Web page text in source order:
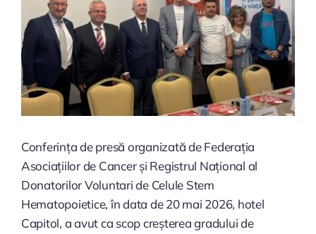
Conferința de presă organizată de Federația
Asociațiilor de Cancer și Registrul Național al
Donatorilor Voluntari de Celule Stem
Hematopoietice, în data de 20 mai 2026, hotel
Capitol, a avut ca scop creșterea gradului de